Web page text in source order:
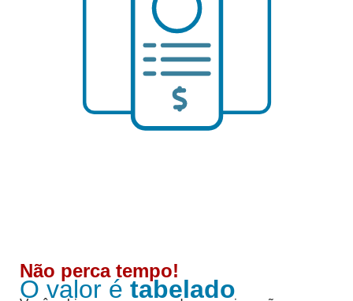
Não perca tempo!
O valor é tabelado